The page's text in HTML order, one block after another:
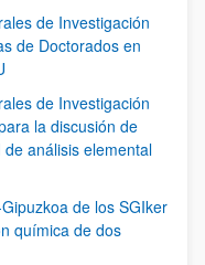
de Investigación
de Doctorados en
de Investigación
la discusión de
análisis elemental
de los SGIker
química de dos